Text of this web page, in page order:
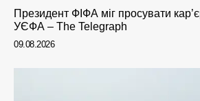
Президент ФІФА міг просувати
УЄФА – The Telegraph
09.08.2026